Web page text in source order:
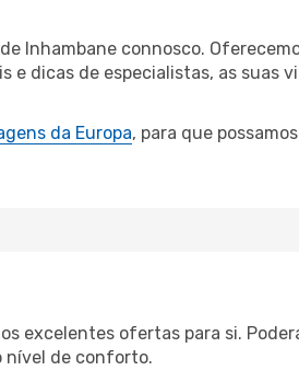
Inhambane connosco.
e dicas de especialistas, as suas
da Europa, para que
excelentes ofertas para si.
nível de conforto.